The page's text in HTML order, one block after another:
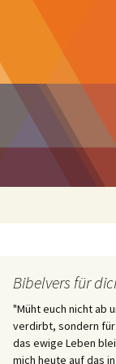
St. Josef
Bibelvers für
"Müht euch nicht ab
verdirbt, sondern
das ewige Leben
mich heute auf das